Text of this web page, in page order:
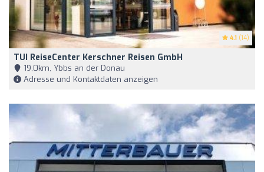
4.1 (14)
TUI ReiseCenter Kerschner Reisen GmbH
19,0km, Ybbs an der Donau
Adresse und Kontaktdaten anzeigen